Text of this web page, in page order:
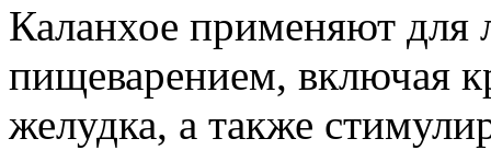
Каланхое применяют для
пищеварением, включая
желудка, а также